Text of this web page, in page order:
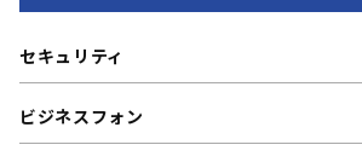
セキュリティ
ビジネスフォン